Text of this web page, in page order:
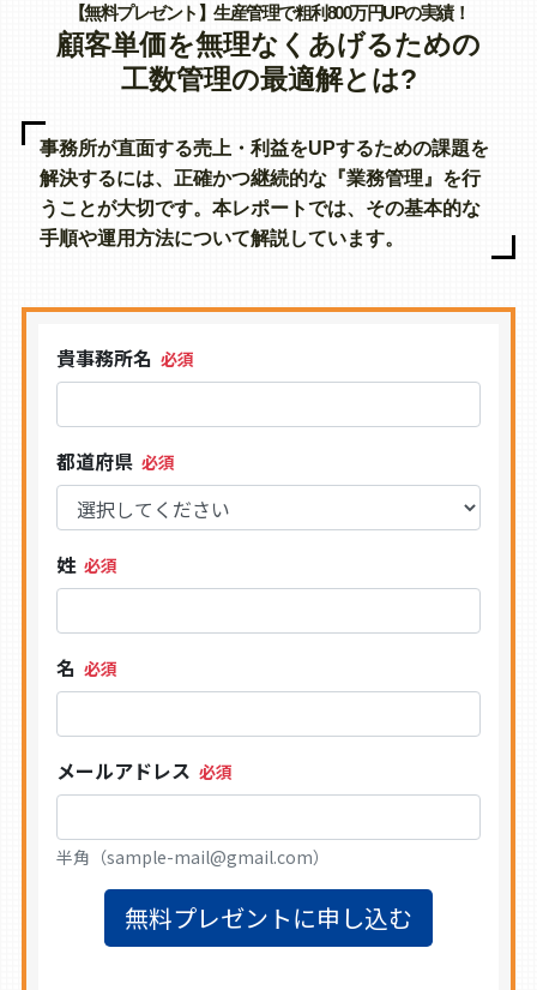
【無料プレゼント】生産管理で粗利800万円UPの実績！
顧客単価を無理なくあげるための
工数管理の最適解とは?
事務所が直面する売上・利益をUPするための課題を
解決するには、正確かつ継続的な『業務管理』を行
うことが大切です。本レポートでは、その基本的な
手順や運用方法について解説しています。